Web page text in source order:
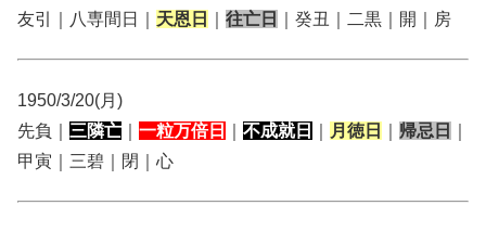
友引｜八専間日｜ 天恩日 往亡日 ｜癸丑｜二黒｜開｜房
1950/3/20(月)
先負｜ 三隣亡 一粒万倍日 不成就日 月徳日 帰忌日
甲寅｜三碧｜閉｜心